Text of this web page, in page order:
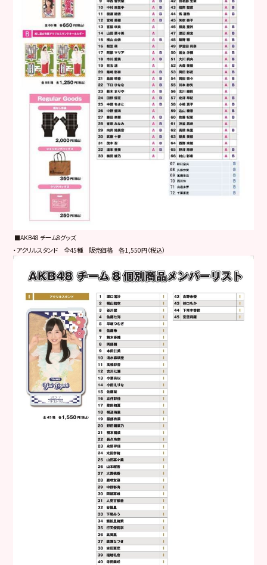
■AKB48 チーム8グッズ
・アクリルスタンド 全45種 販売価格 各1,550円（税込）